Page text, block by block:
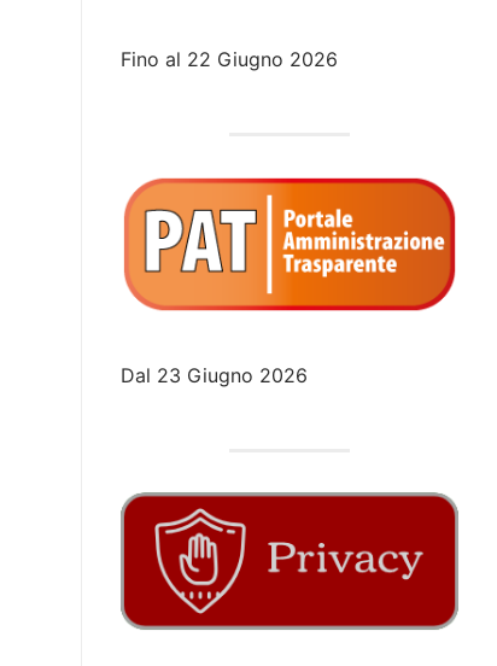
Fino al 22 Giugno 2026
Dal 23 Giugno 2026